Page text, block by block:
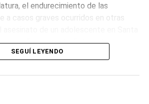
el endurecimiento de las
a casos graves ocurridos en otras
compañero armado. Estas situaciones
sobre los mecanismos de
SEGUÍ LEYENDO